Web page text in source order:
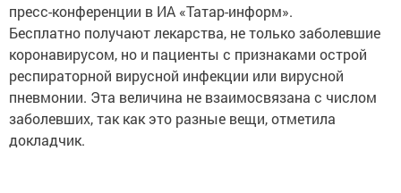
пресс-конференции в ИА «Татар-информ».
Бесплатно получают лекарства, не только заболевшие
коронавирусом, но и пациенты с признаками острой
респираторной вирусной инфекции или вирусной
пневмонии. Эта величина не взаимосвязана с числом
заболевших, так как это разные вещи, отметила
докладчик.